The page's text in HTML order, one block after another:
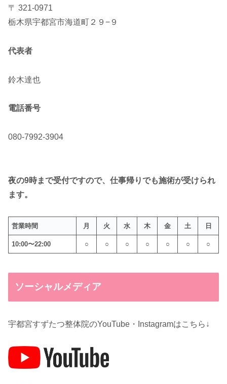
〒 321-0971
栃木県宇都宮市海道町２９−９
代表者
鈴木達也
電話番号
080-7992-3904
夜の9時まで受付ですので、仕事帰りでも施術が受けられ
ます。
営業時間 月 火 水 木 金 土 日
10:00〜22:00 ○ ○ ○ ○ ○ ○ ○
ソーシャルメディア
宇都宮すずたつ整体院のYouTube・Instagramはこちら↓